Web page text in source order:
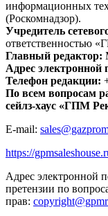
информационных
(Роскомнадзор).
Учредитель
ответственностью
Главный редактор:
Адрес электронной
Телефон редакции:
По всем вопросам
сейлз-хаус «ГПМ
E-mail:
https://
Адрес электронной
претензии по
прав: